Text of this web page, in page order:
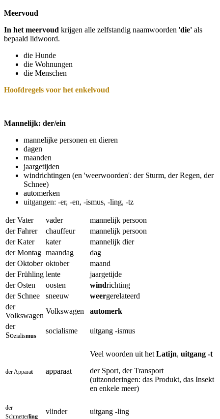
Meervoud
In het meervoud krijgen alle zelfstandig naamwoorden 'die' als
bepaald lidwoord.
die Hunde
die Wohnungen
die Menschen
Hoofdregels voor het enkelvoud
Mannelijk: der/ein
mannelijke personen en dieren
dagen
maanden
jaargetijden
windrichtingen (en 'weerwoorden': der Sturm, der Regen, der
Schnee)
automerken
uitgangen: -er, -en, -ismus, -ling, -tz
der Vater vader
mannelijk persoon
der Fahrer
chauffeur
mannelijk persoon
der Kater
kater
mannelijk dier
der Montag maandag
dag
der Oktober oktober
maand
der Frühling lente
jaargetijde
der Osten
oosten windrichting
der Schnee
sneeuw weergerelateerd
der
Volkswagen
Volkswagen
automerk
der
Sozialismus
socialisme uitgang -ismus
der Apparat apparaat
Veel woorden uit het Latijn, uitgang -t
der Sport, der Transport
(uitzonderingen: das Produkt, das Insekt
en enkele meer)
der
Schmetterling
vlinder uitgang -ling